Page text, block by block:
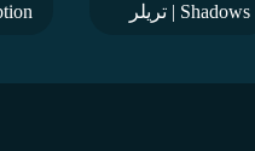
Shadows | تریلر